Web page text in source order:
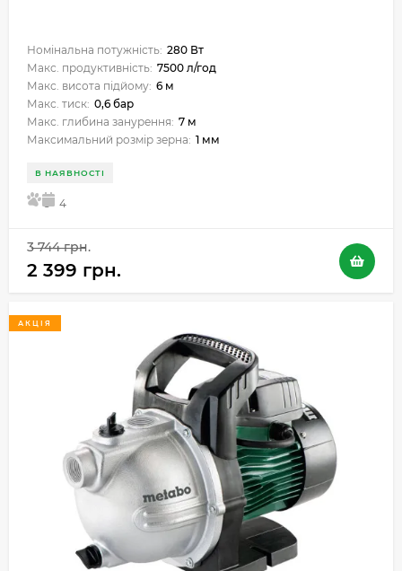
Номінальна потужність: 280 Вт
Макс. продуктивність: 7500 л/год
Макс. висота підйому: 6 м
Макс. тиск: 0,6 бар
Макс. глибина занурення: 7 м
Максимальний розмір зерна: 1 мм
В НАЯВНОСТІ
5 4
3 744 грн.
2 399 грн.
АКЦІЯ